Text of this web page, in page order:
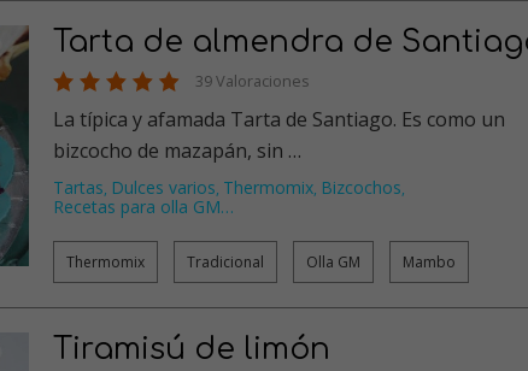
Tarta de almendra de
39 Valoraciones
La típica y afamada Tarta de Santiago. Es como un
bizcocho de mazapán, sin …
Tartas, Dulces varios, Thermomix, Bizcochos,
Recetas para olla GM…
Thermomix Tradicional Olla GM Mambo
Tiramisú de limón